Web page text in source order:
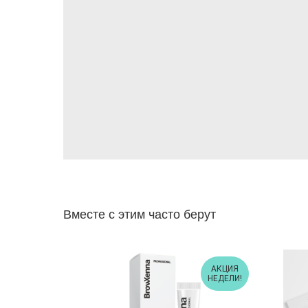
Вместе с этим часто берут
АКЦИЯ
НЕДЕЛИ!